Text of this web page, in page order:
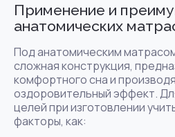
Применение и
анатомических
Под анатомическим
сложная конструкция,
комфортного сна и
оздоровительный эффект.
целей при изготовлении
факторы, как: